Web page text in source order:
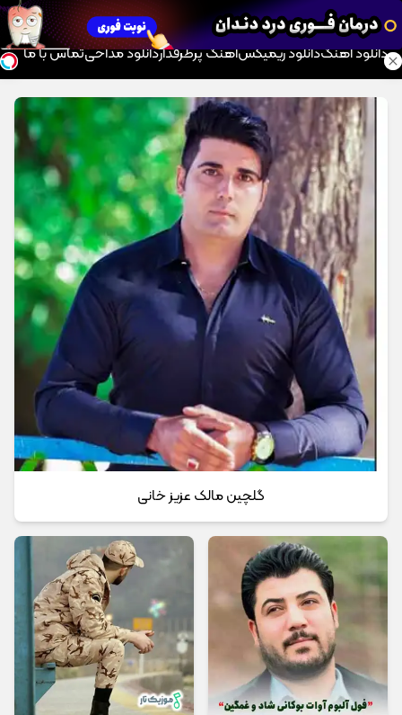
موزیک تار
دانلود آهنگدانلود ریمیکسآهنگ پرطرفداردانلود مداحیتماس با ما
گلچین مالک عزیز خانی